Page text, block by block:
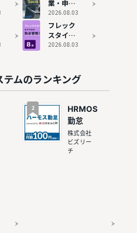
ムを使って
わかった本
当のおすす
業・申請
システム
の内容と
評判！ど
んな企業
2026.08.03
フレック
スタイム
対応の勤
すすめ8
選
2026.08.03
ムのランキング
2
HRMOS
勤怠
株式会社
ビズリー
チ